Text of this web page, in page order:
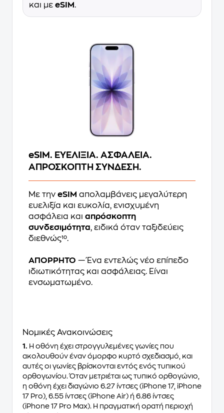
και με eSIM.
eSIM. ΕΥΕΛΙΞΙΑ. ΑΣΦΑΛΕΙΑ.
ΑΠΡΟΣΚΟΠΤΗ ΣΥΝΔΕΣΗ.
Με την eSIM απολαμβάνεις μεγαλύτερη
ευελιξία και ευκολία, ενισχυμένη
ασφάλεια και απρόσκοπτη
συνδεσιμότητα, ειδικά όταν ταξιδεύεις
διεθνώς¹⁰.
ΑΠΟΡΡΗΤΟ — Ένα εντελώς νέο επίπεδο
ιδιωτικότητας και ασφάλειας. Είναι
ενσωματωμένο.
Νομικές Ανακοινώσεις
1.
Η οθόνη έχει στρογγυλεμένες γωνίες που
ακολουθούν έναν όμορφο κυρτό σχεδιασμό, και
αυτές οι γωνίες βρίσκονται εντός ενός τυπικού
ορθογωνίου. Όταν μετριέται ως τυπικό ορθογώνιο,
η οθόνη έχει διαγώνιο 6.27 ίντσες (iPhone 17, iPhone
17 Pro), 6.55 ίντσες (iPhone Air) ή 6.86 ίντσες
(iPhone 17 Pro Max). Η πραγματική ορατή περιοχή